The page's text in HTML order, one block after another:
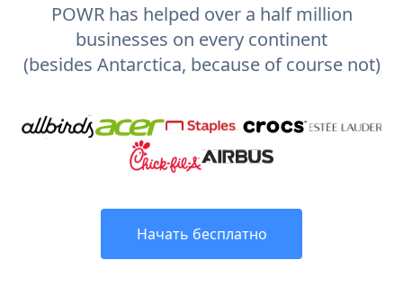
POWR has helped over a half million
businesses on every continent
(besides Antarctica, because of course not)
Начать бесплатно